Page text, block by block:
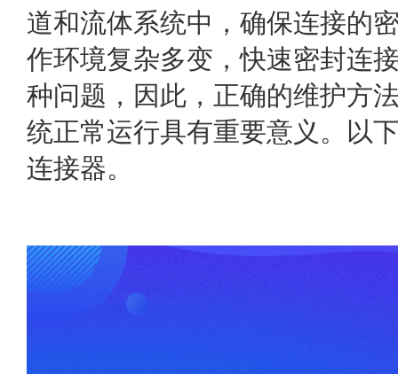
道和流体系统中，确保连接的
作环境复杂多变，快速密封连
种问题，因此，正确的维护方
统正常运行具有重要意义。以
连接器。